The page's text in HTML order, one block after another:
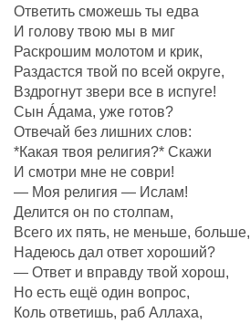
Ответить сможешь ты едва
И голову твою мы в миг
Раскрошим молотом и крик,
Раздастся твой по всей округе,
Вздрогнут звери все в испуге!
Сын Áдама, уже готов?
Отвечай без лишних слов:
*Какая твоя религия?* Скажи
И смотри мне не соври!
— Моя религия — Ислам!
Делится он по столпам,
Всего их пять, не меньше, больше,
Надеюсь дал ответ хороший?
— Ответ и вправду твой хорош,
Но есть ещё один вопрос,
Коль ответишь, раб Аллаха,